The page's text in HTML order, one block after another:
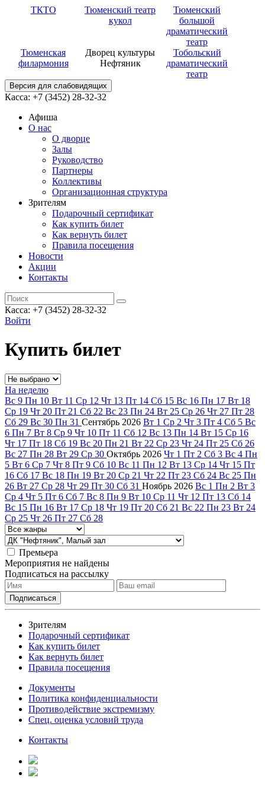
ТКТО
Тюменский театр
кукол
Тюменский
большой
драматический
театр
Тюменская
филармония
Дворец культуры
Нефтяник
Тобольский
драматический
театр
Версия для слабовидящих
Касса: +7 (3452) 28-32-32
Афиша
О нас
О дворце
Залы
Руководство
Партнеры
Коллективы
Организационная структура
Зрителям
Подарочный сертификат
Как купить билет
Как вернуть билет
Правила посещения
Новости
Акции
Контакты
Касса: +7 (3452) 28-32-32
Войти
Купить билет
На неделю
Вс 9 Пн 10 Вт 11 Ср 12 Чт 13 Пт 14 Сб 15 Вс 16 Пн 17 Вт 18
Ср 19 Чт 20 Пт 21 Сб 22 Вс 23 Пн 24 Вт 25 Ср 26 Чт 27 Пт 28
Сб 29 Вс 30 Пн 31 Сентябрь 2026 Вт 1 Ср 2 Чт 3 Пт 4 Сб 5 Вс
6 Пн 7 Вт 8 Ср 9 Чт 10 Пт 11 Сб 12 Вс 13 Пн 14 Вт 15 Ср 16
Чт 17 Пт 18 Сб 19 Вс 20 Пн 21 Вт 22 Ср 23 Чт 24 Пт 25 Сб 26
Вс 27 Пн 28 Вт 29 Ср 30 Октябрь 2026 Чт 1 Пт 2 Сб 3 Вс 4 Пн
5 Вт 6 Ср 7 Чт 8 Пт 9 Сб 10 Вс 11 Пн 12 Вт 13 Ср 14 Чт 15 Пт
16 Сб 17 Вс 18 Пн 19 Вт 20 Ср 21 Чт 22 Пт 23 Сб 24 Вс 25 Пн
26 Вт 27 Ср 28 Чт 29 Пт 30 Сб 31 Ноябрь 2026 Вс 1 Пн 2 Вт 3
Ср 4 Чт 5 Пт 6 Сб 7 Вс 8 Пн 9 Вт 10 Ср 11 Чт 12 Пт 13 Сб 14
Вс 15 Пн 16 Вт 17 Ср 18 Чт 19 Пт 20 Сб 21 Вс 22 Пн 23 Вт 24
Ср 25 Чт 26 Пт 27 Сб 28
Премьера
Мероприятия не найдены
Подписаться на рассылку
Зрителям
Подарочный сертификат
Как купить билет
Как вернуть билет
Правила посещения
Документы
Политика конфиденциальности
Противодействие экстремизму
Спец. оценка условий труда
Контакты